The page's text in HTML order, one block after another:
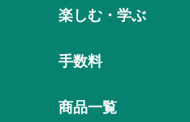
楽しむ・学ぶ
手数料
商品一覧